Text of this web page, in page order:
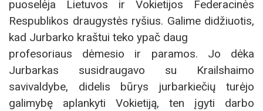
puoselėja Lietuvos ir Vokietijos Federacinės
Respublikos draugystės ryšius. Galime didžiuotis,
kad Jurbarko kraštui teko ypač daug
profesoriaus dėmesio ir paramos. Jo dėka
Jurbarkas susidraugavo su Krailshaimo
savivaldybe, didelis būrys jurbarkiečių turėjo
galimybę aplankyti Vokietiją, ten įgyti darbo